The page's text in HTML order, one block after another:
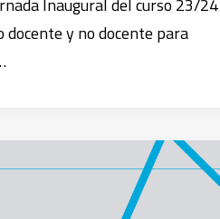
Inaugural del curso 23/24
docente y no docente para